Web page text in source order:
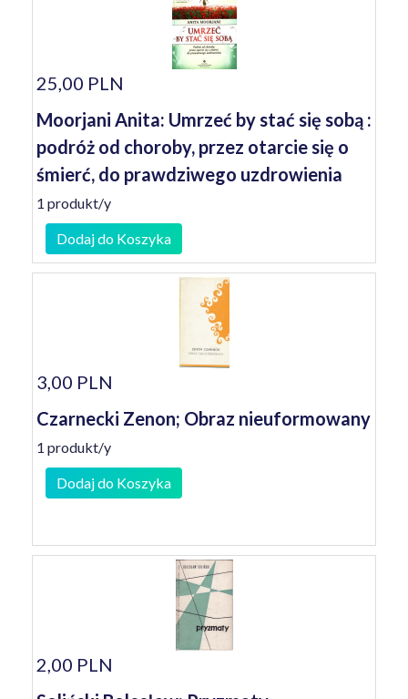
25,00 PLN
Moorjani Anita: Umrzeć by stać się sobą :
podróż od choroby, przez otarcie się o
śmierć, do prawdziwego uzdrowienia
1 produkt/y
Dodaj do Koszyka
3,00 PLN
Czarnecki Zenon; Obraz nieuformowany
1 produkt/y
Dodaj do Koszyka
2,00 PLN